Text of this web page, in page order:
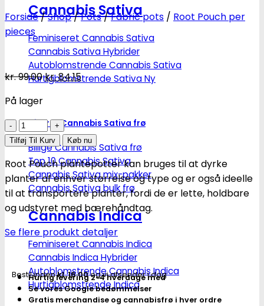
Cannabis Sativa
Feminiseret Cannabis Sativa
Cannabis Sativa Hybrider
Autoblomstrende Cannabis Sativa
Hurtigblomstrende Sativa
Diverse Cannabis Sativa frø
Billige Cannabis Sativa frø
Top 10 Cannabis Sativa
Cannabis Sativa mix-pakker
Cannabis Sativa bulk frø
Cannabis Indica
Feminiseret Cannabis Indica
Cannabis Indica Hybrider
Autoblomstrende Cannabis Indica
Hurtigblomstrende Indica
Forside/Shop/Pots/Fabric pots / Root Pouch per
pieces
kr.99.00Den
var:
kr. 99.00.
kr.84.15Den
er:
kr. 84.15.
På lager
Growbag
|
Stofpotte
"root
pouch"
-
50x40cm
78L
antal
Tilføj Til Kurv Køb nu
Root Pouch plantepotter kan bruges til at dyrke
planter af enhver størrelse og type og er også ideelle
til at transportere planter, fordi de er lette, holdbare
og udstyret med bærehåndtag.
Se flere produkt detaljer
Bestil indenkl. 16.00og vi afsender i dag
Hurtig levering 2-4 hverdage med
Se vores Google bedømmelser
Gratis merchandise og cannabisfrø i hver ordre